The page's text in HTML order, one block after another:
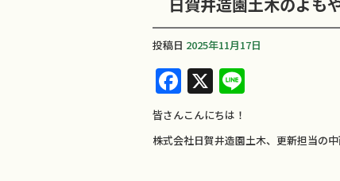
投稿日 2025年11月17日
F
a
c
e
X
e
皆さんこんにちは！
株式会社日賀井造園土木、更新担当の中